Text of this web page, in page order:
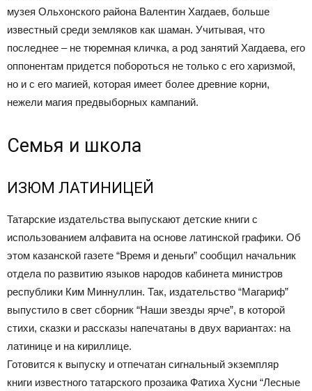
музея Ольхонского района Валентин Хагдаев, больше
известный среди земляков как шаман. Учитывая, что
последнее – не тюремная кличка, а род занятий Хагдаева, его
оппонентам придется побороться не только с его харизмой,
но и с его магией, которая имеет более древние корни,
нежели магия предвыборных кампаний.
Семья и школа
ИЗЮМ ЛАТИНИЦЕЙ
Татарские издательства выпускают детские книги с
использованием алфавита на основе латинской графики. Об
этом казанской газете “Время и деньги” сообщил начальник
отдела по развитию языков народов кабинета министров
республики Ким Миннуллин. Так, издательство “Магариф”
выпустило в свет сборник “Наши звезды ярче”, в которой
стихи, сказки и рассказы напечатаны в двух вариантах: на
латинице и на кириллице.
Готовится к выпуску и отпечатан сигнальный экземпляр
книги известного татарского прозаика Фатиха Хусни “Лесные